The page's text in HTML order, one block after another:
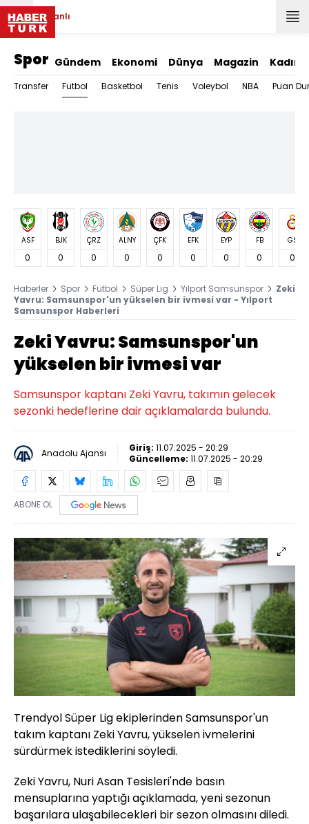
Canlı
Spor Gündem Ekonomi Dünya Magazin Kadın
Transfer Futbol Basketbol Tenis Voleybol NBA Puan
ASF
0
BJK
0
ÇRZ
0
ALNY
0
ÇFK
0
EFK
0
EYP
0
FB
0
GS
0
Haberler Spor Futbol Süper Lig Yılport Samsunspor
Zeki
Yavru: Samsunspor'un yükselen bir ivmesi var - Yılport
Samsunspor Haberleri
Zeki Yavru: Samsunspor'un
yükselen bir ivmesi var
Samsunspor kaptanı Zeki Yavru, takımın gelecek
sezonki hedeflerine dair açıklamalarda bulundu.
Anadolu Ajansı Giriş: 11.07.2025 - 20:29
Güncelleme: 11.07.2025 - 20:29
ABONE OL
Trendyol Süper Lig ekiplerinden Samsunspor'un
takım kaptanı Zeki Yavru, yükselen ivmelerini
sürdürmek istediklerini söyledi.
Zeki Yavru, Nuri Asan Tesisleri'nde basın
mensuplarına yaptığı açıklamada, yeni sezonun
başarılara ulaşabilecekleri bir sezon olmasını diledi.